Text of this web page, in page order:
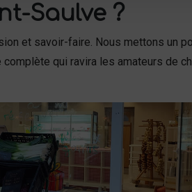
Saulve ?
et savoir-faire. Nous mettons un
qui ravira les amateurs de